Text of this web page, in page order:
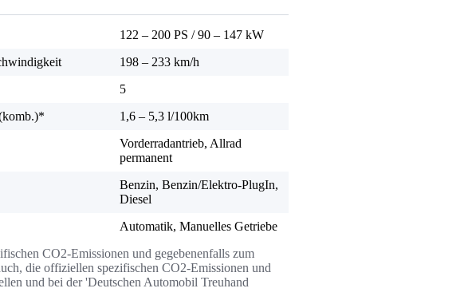
122 – 200 PS / 90 – 147 kW
198 – 233 km/h
5
1,6 – 5,3 l/100km
Vorderradantrieb, Allrad
permanent
Benzin, Benzin/Elektro-PlugIn,
Diesel
Automatik, Manuelles Getriebe
CO2-Emissionen und gegebenenfalls zum
die offiziellen spezifischen CO2-Emissionen und
und bei der 'Deutschen Automobil Treuhand